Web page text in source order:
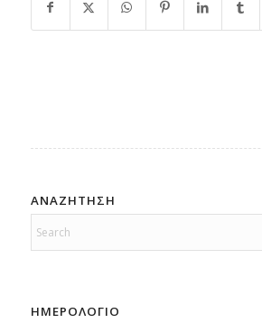
ΑΝΑΖΗΤΗΣΗ
ΗΜΕΡΟΛΟΓΙΟ